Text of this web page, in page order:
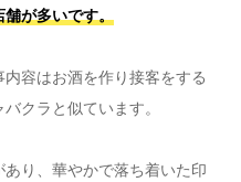
が多いです。
容はお酒を作り接客をする
クラと似ています。
り、華やかで落ち着いた印